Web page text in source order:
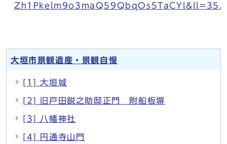
大垣市景観遺産・景観自慢
[1] 大垣城
[2] 旧戸田鋭之助邸正門 附船板塀
[3] 八幡神社
[4] 円通寺山門